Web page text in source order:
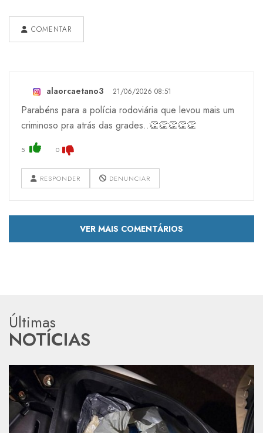
COMENTAR
alaorcaetano3 21/06/2026 08:51
Parabéns para a polícia rodoviária que levou mais um
criminoso pra atrás das grades..👏👏👏👏👏
5 0
RESPONDER DENUNCIAR
VER MAIS COMENTÁRIOS
Últimas
NOTÍCIAS